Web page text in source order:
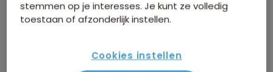
stemmen op je interesses. Je kunt ze volledig
toestaan of afzonderlijk instellen.
Cookies instellen